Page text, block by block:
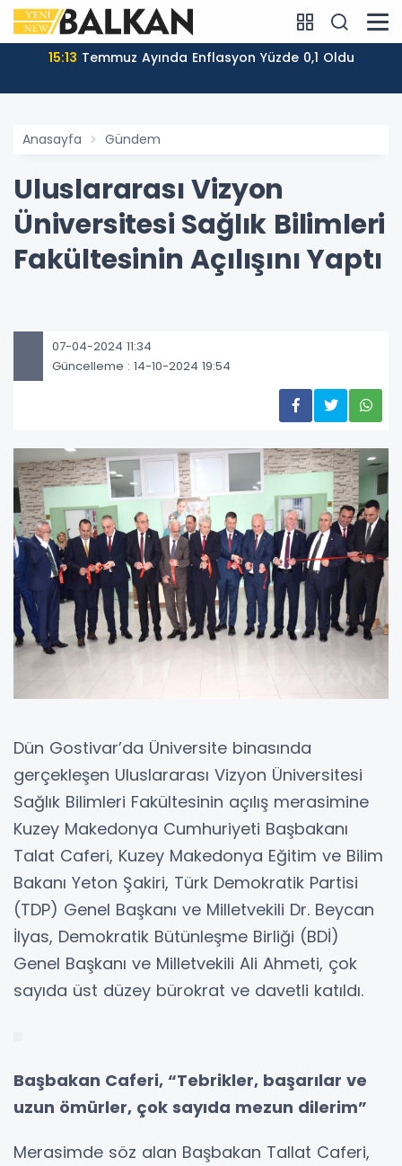
15:13 Temmuz Ayında Enflasyon Yüzde 0,1 Oldu
Anasayfa Gündem
Uluslararası Vizyon
Üniversitesi Sağlık Bilimleri
Fakültesinin Açılışını Yaptı
07-04-2024 11:34
Güncelleme : 14-10-2024 19:54
Dün Gostivar’da Üniversite binasında
gerçekleşen Uluslararası Vizyon Üniversitesi
Sağlık Bilimleri Fakültesinin açılış merasimine
Kuzey Makedonya Cumhuriyeti Başbakanı
Talat Caferi, Kuzey Makedonya Eğitim ve Bilim
Bakanı Yeton Şakiri, Türk Demokratik Partisi
(TDP) Genel Başkanı ve Milletvekili Dr. Beycan
İlyas, Demokratik Bütünleşme Birliği (BDİ)
Genel Başkanı ve Milletvekili Ali Ahmeti, çok
sayıda üst düzey bürokrat ve davetli katıldı.
Başbakan Caferi, “Tebrikler, başarılar ve
uzun ömürler, çok sayıda mezun dilerim”
Merasimde söz alan Başbakan Tallat Caferi,